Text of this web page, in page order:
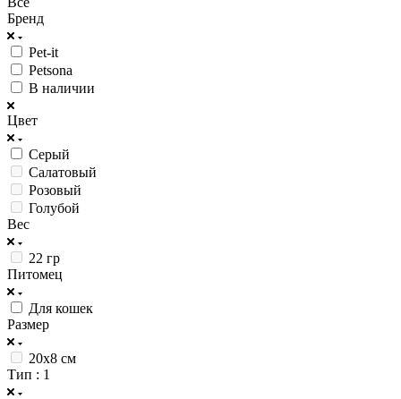
Бренд
Pet-it
Petsona
В наличии
Цвет
Серый
Салатовый
Розовый
Голубой
Вес
22 гр
Питомец
Для кошек
Размер
20х8 см
Тип : 1